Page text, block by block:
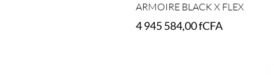
ARMOIRE BLACK X FLEX
4 945 584,00fCFA